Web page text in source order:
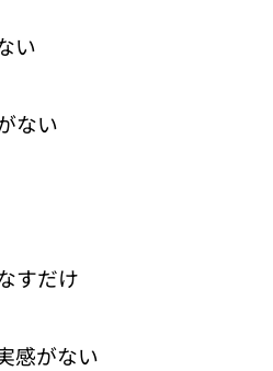
い
ない
すだけ
感がない